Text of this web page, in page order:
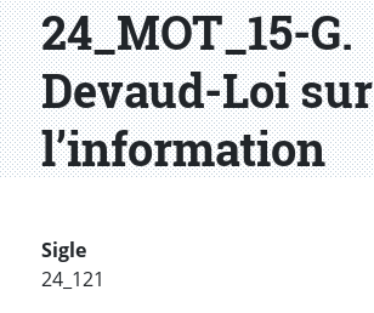
24_MOT_15-G.
Devaud-Loi sur
l’information
Sigle
24_121